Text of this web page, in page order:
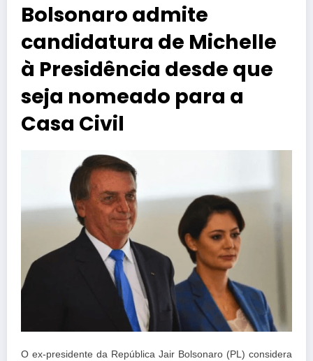
Bolsonaro admite
candidatura de Michelle
à Presidência desde que
seja nomeado para a
Casa Civil
O ex-presidente da República Jair Bolsonaro (PL) considera